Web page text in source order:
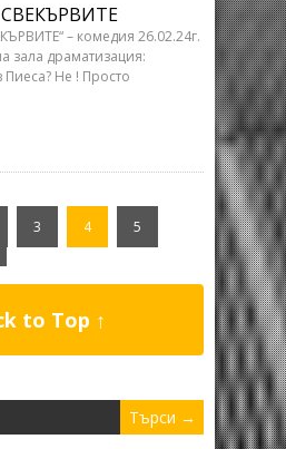
– комедия 26.02.24г.
зала драматизация:
Не ! Просто
3 4
5
to Top ↑